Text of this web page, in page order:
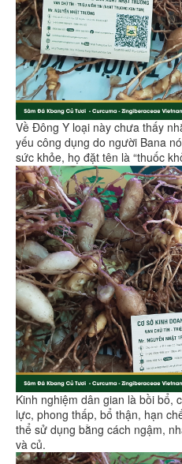
Về Đông Y loại này chưa thấy
yếu công dụng do người Bana
sức khỏe, họ đặt tên là “thuốc
Kinh nghiệm dân gian là bồi bổ,
lực, phong thấp, bổ thận, hạn
thể sử dụng bằng cách ngậm,
và củ.